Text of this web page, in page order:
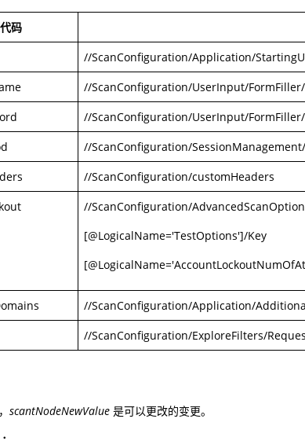
码
//ScanConfiguration/Application/
//ScanConfiguration/UserInput/
//ScanConfiguration/UserInput/
//ScanConfiguration/
//ScanConfiguration/customHeaders
//ScanConfiguration/
[@LogicalName='TestOptions']/Key
//ScanConfiguration/Application/
//ScanConfiguration/ExploreFilters/
scantNodeNewValue 是可以更改的变更。